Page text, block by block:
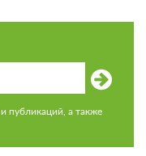
публикаций, а также